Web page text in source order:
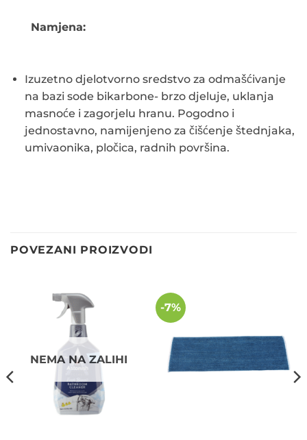
Namjena:
Izuzetno djelotvorno sredstvo za odmašćivanje
na bazi sode bikarbone- brzo djeluje, uklanja
masnoće i zagorjelu hranu. Pogodno i
jednostavno, namijenjeno za čišćenje štednjaka,
umivaonika, pločica, radnih površina.
POVEZANI PROIZVODI
NEMA NA ZALIHI
-7%